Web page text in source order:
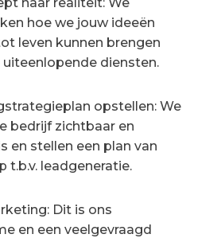
hoe we jouw ideeën
leven kunnen brengen
diensten.
opstellen: We
bedrijf zichtbaar en
en stellen een plan van
t.b.v. leadgeneratie.
Dit is ons
en een veelgevraagd